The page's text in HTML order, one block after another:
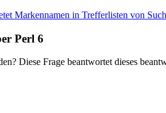
Markennamen in Trefferlisten von
Perl 6
Diese Frage beantwortet dieses